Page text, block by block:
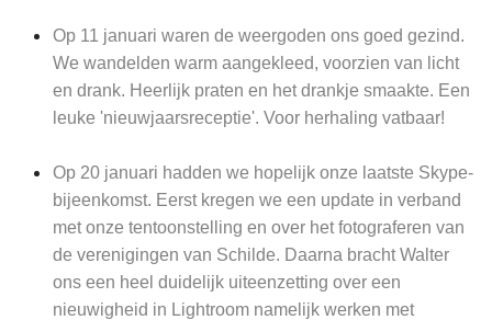
Op 11 januari waren de weergoden ons goed gezind.
We wandelden warm aangekleed, voorzien van licht
en drank. Heerlijk praten en het drankje smaakte. Een
leuke 'nieuwjaarsreceptie'. Voor herhaling vatbaar!
Op 20 januari hadden we hopelijk onze laatste Skype-
bijeenkomst. Eerst kregen we een update in verband
met onze tentoonstelling en over het fotograferen van
de verenigingen van Schilde. Daarna bracht Walter
ons een heel duidelijk uiteenzetting over een
nieuwigheid in Lightroom namelijk werken met